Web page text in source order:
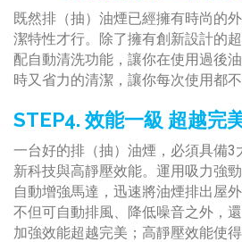
既然排（抽）油煙已經擁有時尚的
潔特性才行。除了擁有創新設計的
配自動清洗功能，讓你在使用過後
時又省力的清潔，讓你每次使用都不
STEP4. 效能一級 超越完
一台好的排（抽）油煙，必須具備3
新科技與高靜壓效能。運用吸力強
自動增強馬達，迅速將油煙排出屋
不但可自動排風、降低噪音之外，
加強效能超越完美；高靜壓效能使